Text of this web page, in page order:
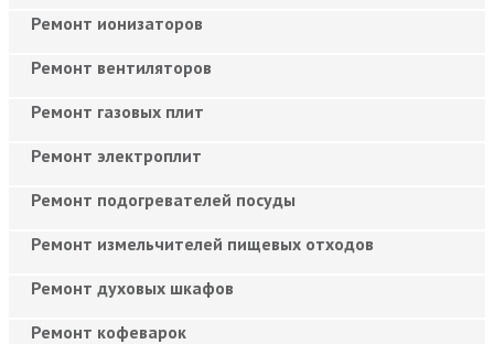
Ремонт ионизаторов
Ремонт вентиляторов
Ремонт газовых плит
Ремонт электроплит
Ремонт подогревателей посуды
Ремонт измельчителей пищевых отходов
Ремонт духовых шкафов
Ремонт кофеварок